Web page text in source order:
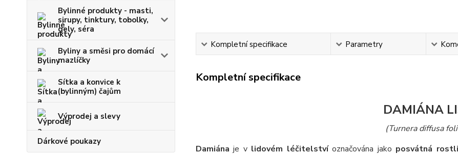
Bylinné produkty - masti,
sirupy, tinktury, tobolky,
gely, séra
Byliny a směsi pro domácí
mazlíčky
Sítka a konvice k
(bylinným) čajům
Výprodej a slevy
Dárkové poukazy
Kompletní specifikace Parametry
Kompletní specifikace
DAMIÁNA
(Turnera diffusa
Damiána je v lidovém léčitelstvíoznačována jako posvátná